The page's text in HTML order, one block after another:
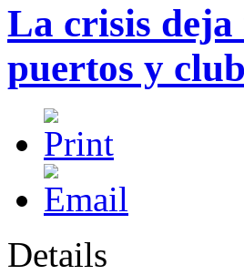
La crisis deja
puertos y
Details